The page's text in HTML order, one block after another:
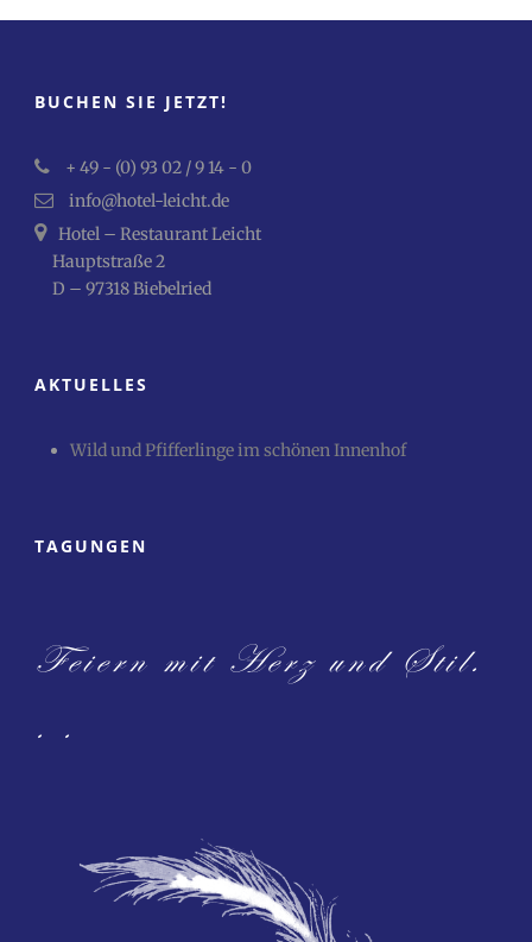
BUCHEN SIE JETZT!
+ 49 - (0) 93 02 / 9 14 - 0
info@hotel-leicht.de
Hotel – Restaurant Leicht
Hauptstraße 2
D – 97318 Biebelried
AKTUELLES
Wild und Pfifferlinge im schönen Innenhof
TAGUNGEN
Feiern mit Herz und Stil.
. .